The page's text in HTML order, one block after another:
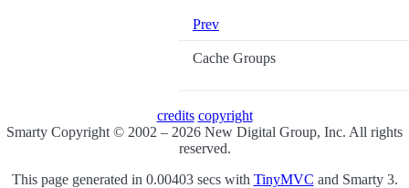
Prev
Cache Groups
credits copyright
Smarty Copyright © 2002 – 2026 New Digital Group, Inc. All rights
reserved.
This page generated in 0.00403 secs with TinyMVC and Smarty 3.